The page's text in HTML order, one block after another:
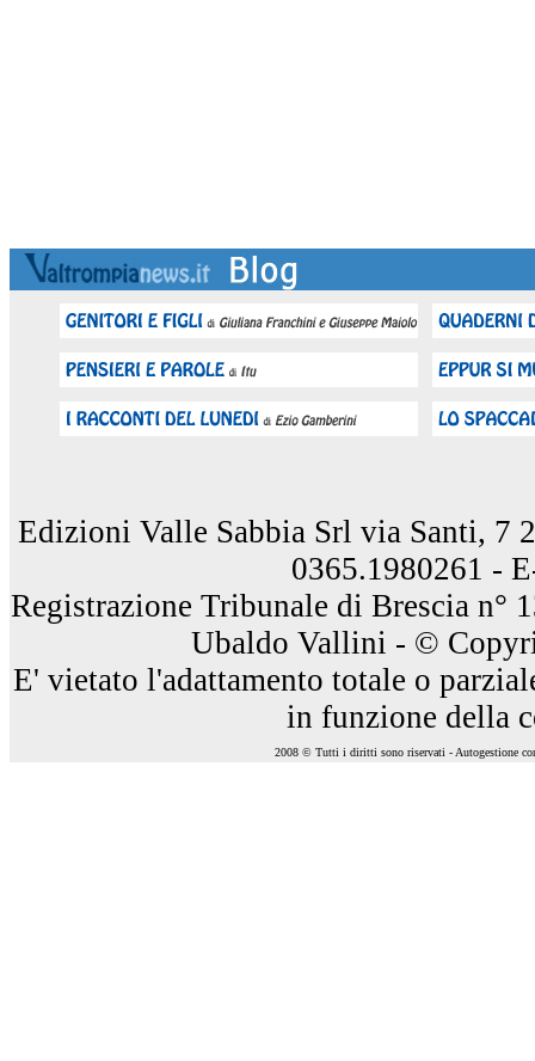
Edizioni Valle Sabbia Srl via Santi, 7
0365.1980261 -
Registrazione Tribunale di Brescia n°
Ubaldo Vallini - ©
E' vietato l'adattamento totale o
in funzione della
2008 © Tutti i diritti sono riservati - Autogestione